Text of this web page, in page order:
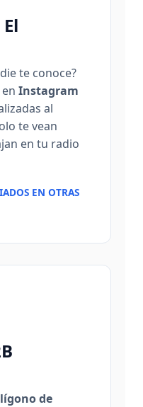
te conoce?
Instagram
al
te vean
en tu radio
EN OTRAS
de